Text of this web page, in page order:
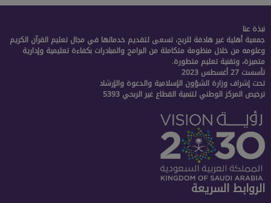
نبذة عنا
جمعية أهلية غير هادفة للربح، تسعى لتقديم خدماتها في مجال تعليم القرآن الكريم
وعلومه من خلال منظومة متكاملة من البرامج والمبادرات بكفاءة تعليمية وإدارية
متميزة، وتقنية تعليم متطورة.
تأسست 27 أغسطس 2023
تحت إشراف وزارة الشؤون الإسلامية والدعوة والإرشاد
ترخيص المركز الوطني لتنمية القطاع غير الربحي 5393
الروابط السريعة